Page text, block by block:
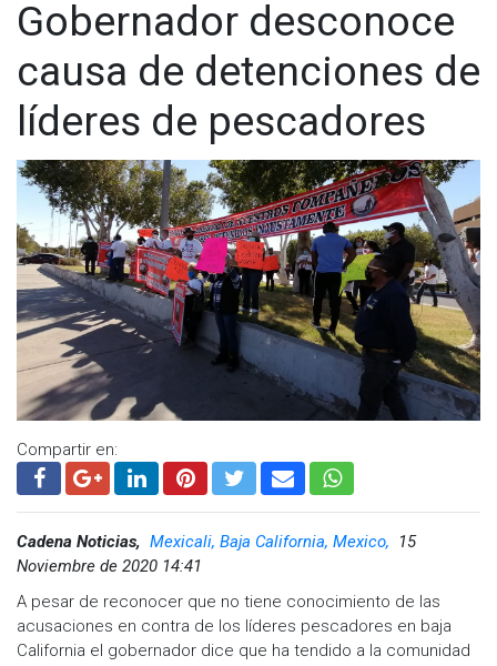
prevén más manifestaciones por parte de los pobladores en
el puerto.
pangas para evitar la circulación de los automóviles, además
de incendiar llantas a manera de protesta por la represión al
sector pesquero en el puerto.
De no ser atendidos por la autoridad estatal, tomarán la pista
de la carrera Baja 1000 el próximo fin de semana, de acuerdo
a lo externado por los pescadores que estuvieron este
domingo en una manifestación en el centro cívico de
Mexicali.
Gobernador desconoce
causa de detenciones de
líderes de pescadores
Compartir en:
Cadena Noticias, Mexicali, Baja California, Mexico,
15
Noviembre de 2020 14:41
A pesar de reconocer que no tiene conocimiento de las
acusaciones en contra de los líderes pescadores en baja
California el gobernador dice que ha tendido a la comunidad